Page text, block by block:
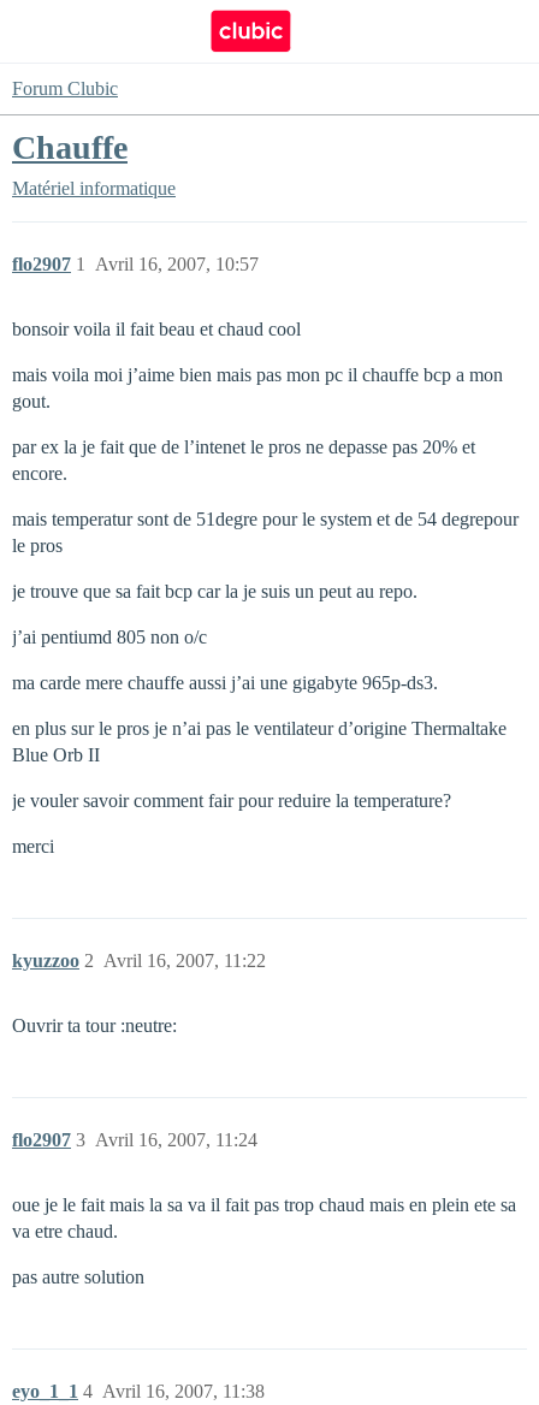
Forum Clubic
Chauffe
Matériel informatique
flo2907 Avril 16, 2007, 10:57
1
bonsoir voila il fait beau et chaud cool
mais voila moi j’aime bien mais pas mon pc il chauffe bcp a mon
gout.
par ex la je fait que de l’intenet le pros ne depasse pas 20% et
encore.
mais temperatur sont de 51degre pour le system et de 54 degrepour
le pros
je trouve que sa fait bcp car la je suis un peut au repo.
j’ai pentiumd 805 non o/c
ma carde mere chauffe aussi j’ai une gigabyte 965p-ds3.
en plus sur le pros je n’ai pas le ventilateur d’origine Thermaltake
Blue Orb II
je vouler savoir comment fair pour reduire la temperature?
merci
kyuzzoo Avril 16, 2007, 11:22
2
Ouvrir ta tour :neutre:
flo2907 Avril 16, 2007, 11:24
3
oue je le fait mais la sa va il fait pas trop chaud mais en plein ete sa
va etre chaud.
pas autre solution
eyo_1_1 Avril 16, 2007, 11:38
4